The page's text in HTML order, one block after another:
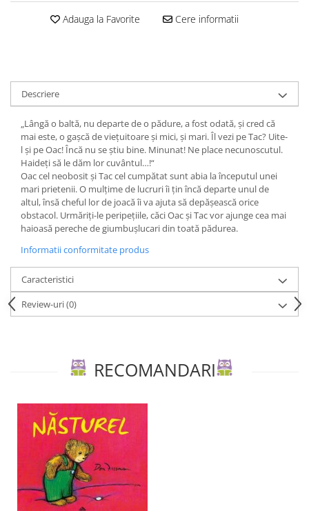
Editura Casa
Editura Gama
Editura Kreativ
Editura Litera
Editura Lizuka Educativ
Editura Nemira
Editura Nomina
Editura Pandora M
Editura Portocala Albastră
Editura Scriptum
Editura Sophia
Editura Usborne
Editura Vellant
Adauga la Favorite Cere informatii
Descriere
„Lângă o baltă, nu departe de o pădure, a fost odată, și cred că
mai este, o gașcă de viețuitoare și mici, și mari. Îl vezi pe Tac? Uite-
l și pe Oac! Încă nu se știu bine. Minunat! Ne place necunoscutul.
Haideți să le dăm lor cuvântul…!“
Oac cel neobosit și Tac cel cumpătat sunt abia la începutul unei
mari prietenii. O mulțime de lucruri îi țin încă departe unul de
altul, însă cheful lor de joacă îi va ajuta să depășească orice
obstacol. Urmăriți-le peripețiile, căci Oac și Tac vor ajunge cea mai
haioasă pereche de giumbușlucari din toată pădurea.
Informatii conformitate produs
Caracteristici
Review-uri(0)
RECOMANDARI